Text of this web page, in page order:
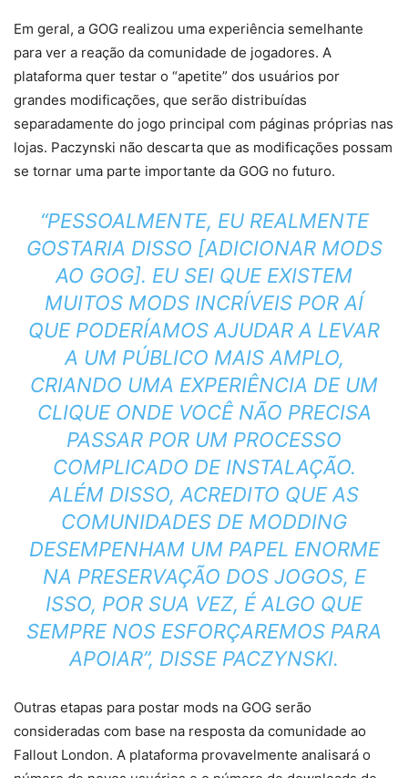
Em geral, a GOG realizou uma experiência semelhante
para ver a reação da comunidade de jogadores. A
plataforma quer testar o “apetite” dos usuários por
grandes modificações, que serão distribuídas
separadamente do jogo principal com páginas próprias nas
lojas. Paczynski não descarta que as modificações possam
se tornar uma parte importante da GOG no futuro.
“PESSOALMENTE, EU REALMENTE
GOSTARIA DISSO [ADICIONAR MODS
AO GOG]. EU SEI QUE EXISTEM
MUITOS MODS INCRÍVEIS POR AÍ
QUE PODERÍAMOS AJUDAR A LEVAR
A UM PÚBLICO MAIS AMPLO,
CRIANDO UMA EXPERIÊNCIA DE UM
CLIQUE ONDE VOCÊ NÃO PRECISA
PASSAR POR UM PROCESSO
COMPLICADO DE INSTALAÇÃO.
ALÉM DISSO, ACREDITO QUE AS
COMUNIDADES DE MODDING
DESEMPENHAM UM PAPEL ENORME
NA PRESERVAÇÃO DOS JOGOS, E
ISSO, POR SUA VEZ, É ALGO QUE
SEMPRE NOS ESFORÇAREMOS PARA
APOIAR”, DISSE PACZYNSKI.
Outras etapas para postar mods na GOG serão
consideradas com base na resposta da comunidade ao
Fallout London. A plataforma provavelmente analisará o